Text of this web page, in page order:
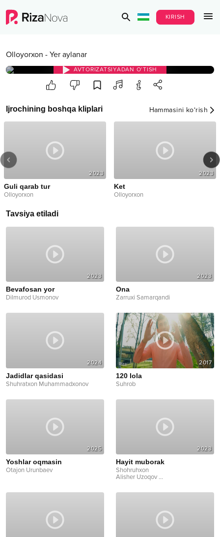
KIRISH
Olloyorxon - Yer aylanar
AVTORIZATSIYADAN O‘TISH
Ijrochining boshqa kliplari Hammasini ko‘rish
2023
Guli qarab tur
Olloyorxon
2023
Ket
Olloyorxon
Tavsiya etiladi
2023
Bevafosan yor
Dilmurod Usmonov
2023
Ona
Zarruxi Samarqandi
2024
Jadidlar qasidasi
Shuhratxon Muhammadxonov
2017
120 lola
Suhrob
2025
Yoshlar oqmasin
Otajon Urunbaev
2023
Hayit muborak
Shohruhxon
Alisher Uzoqov ...